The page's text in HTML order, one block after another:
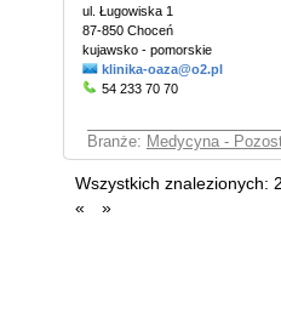
ul. Ługowiska 1
87-850 Choceń
kujawsko - pomorskie
klinika-oaza@o2.pl
54 233 70 70
Branże: Medycyna -
Wszystkich znalezionych:
«
»